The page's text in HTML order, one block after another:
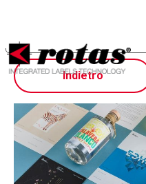
Indietro
Informativa sulla raccolta